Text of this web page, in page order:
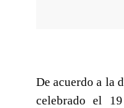
De acuerdo a la
celebrado el